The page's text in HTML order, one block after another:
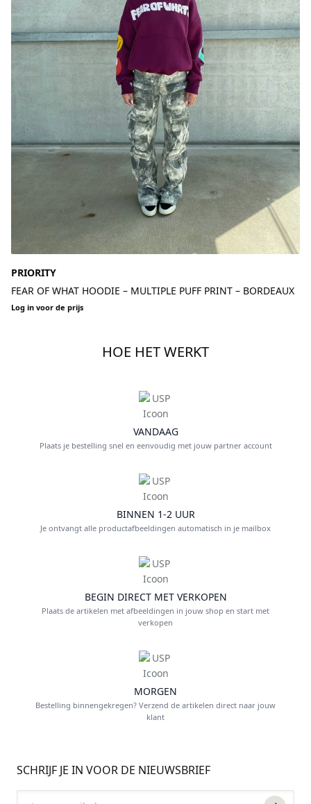
PRIORITY
FEAR OF WHAT HOODIE – MULTIPLE PUFF PRINT – BORDEAUX
Log in voor de prijs
HOE HET WERKT
VANDAAG
Plaats je bestelling snel en eenvoudig met jouw partner account
BINNEN 1-2 UUR
Je ontvangt alle productafbeeldingen automatisch in je mailbox
BEGIN DIRECT MET VERKOPEN
Plaats de artikelen met afbeeldingen in jouw shop en start met
verkopen
MORGEN
Bestelling binnengekregen? Verzend de artikelen direct naar jouw
klant
SCHRIJF JE IN VOOR DE NIEUWSBRIEF